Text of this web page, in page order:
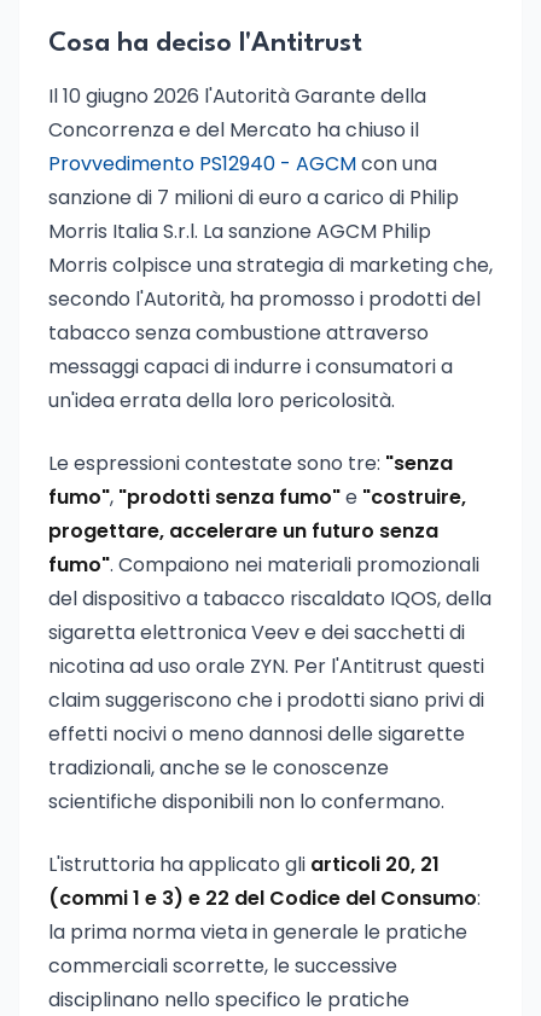
Cosa ha deciso l'Antitrust
Il 10 giugno 2026 l'Autorità Garante della
Concorrenza e del Mercato ha chiuso il
Provvedimento PS12940 - AGCMcon una
sanzione di 7 milioni di euro a carico di Philip
Morris Italia S.r.l. La sanzione AGCM Philip
Morris colpisce una strategia di marketing che,
secondo l'Autorità, ha promosso i prodotti del
tabacco senza combustione attraverso
messaggi capaci di indurre i consumatori a
un'idea errata della loro pericolosità.
Le espressioni contestate sono tre: "senza
fumo", "prodotti senza fumo"e "costruire,
progettare, accelerare un futuro senza
fumo". Compaiono nei materiali promozionali
del dispositivo a tabacco riscaldato IQOS, della
sigaretta elettronica Veev e dei sacchetti di
nicotina ad uso orale ZYN. Per l'Antitrust questi
claim suggeriscono che i prodotti siano privi di
effetti nocivi o meno dannosi delle sigarette
tradizionali, anche se le conoscenze
scientifiche disponibili non lo confermano.
L'istruttoria ha applicato gli articoli 20, 21
(commi 1 e 3) e 22 del Codice del Consumo:
la prima norma vieta in generale le pratiche
commerciali scorrette, le successive
disciplinano nello specifico le pratiche